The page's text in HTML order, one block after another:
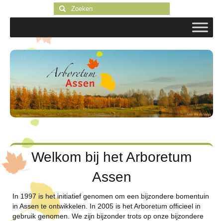
Zoeken
naar:
Welkom bij het Arboretum
Assen
In 1997 is het initiatief genomen om een bijzondere bomentuin
in Assen te ontwikkelen. In 2005 is het Arboretum officieel in
gebruik genomen. We zijn bijzonder trots op onze bijzondere